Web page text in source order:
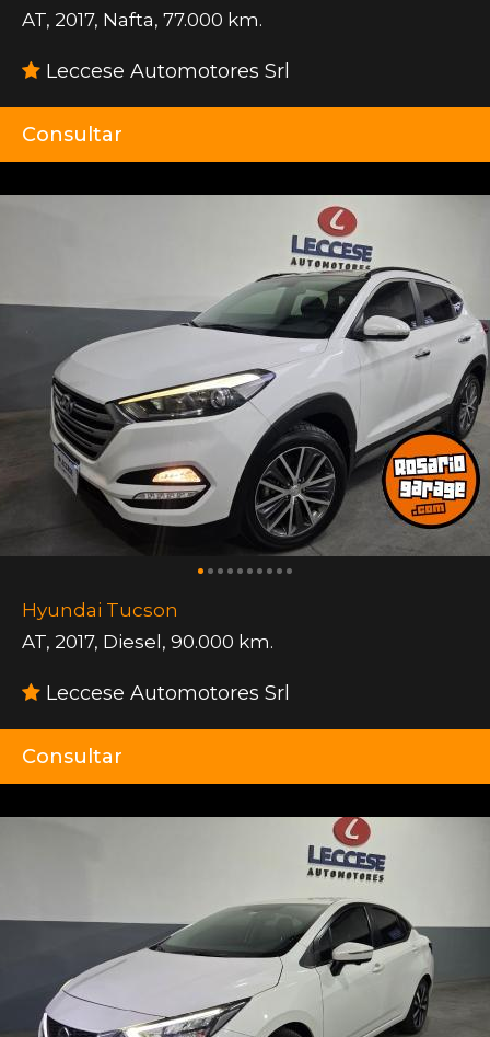
AT, 2017, Nafta, 77.000 km.
Leccese Automotores Srl
Consultar
Hyundai Tucson
AT, 2017, Diesel, 90.000 km.
Leccese Automotores Srl
Consultar